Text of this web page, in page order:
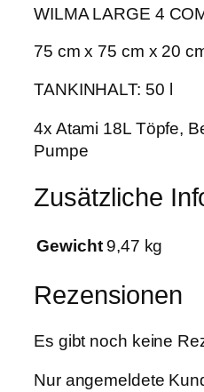
4
P
l
n
z
n
8
T
p
M
WILMA LARGE 4
75 cm x 75 cm x 20
TANKINHALT: 50 l
4x Atami 18L Töpfe,
Pumpe
Zusätzliche
Gewicht 9,47 kg
Rezensionen
Es gibt noch keine
Nur angemeldete